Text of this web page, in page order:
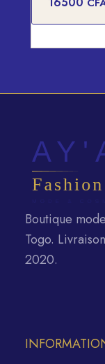
Boutique
Togo.
2020.